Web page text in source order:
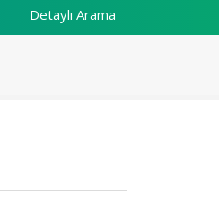
Detaylı Arama